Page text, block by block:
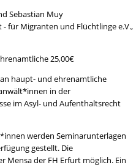
Sebastian Muy
für Migranten und Flüchtlinge e.V.,
25,00€
haupt- und ehrenamtliche
in der
im Asyl- und Aufenthaltsrecht
werden Seminarunterlagen
gestellt. Die
Mensa der FH Erfurt möglich. Ein